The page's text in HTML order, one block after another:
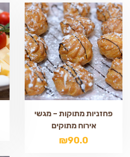
פחזניות מתוקות – מגשי
אירוח מתוקים
₪90.0